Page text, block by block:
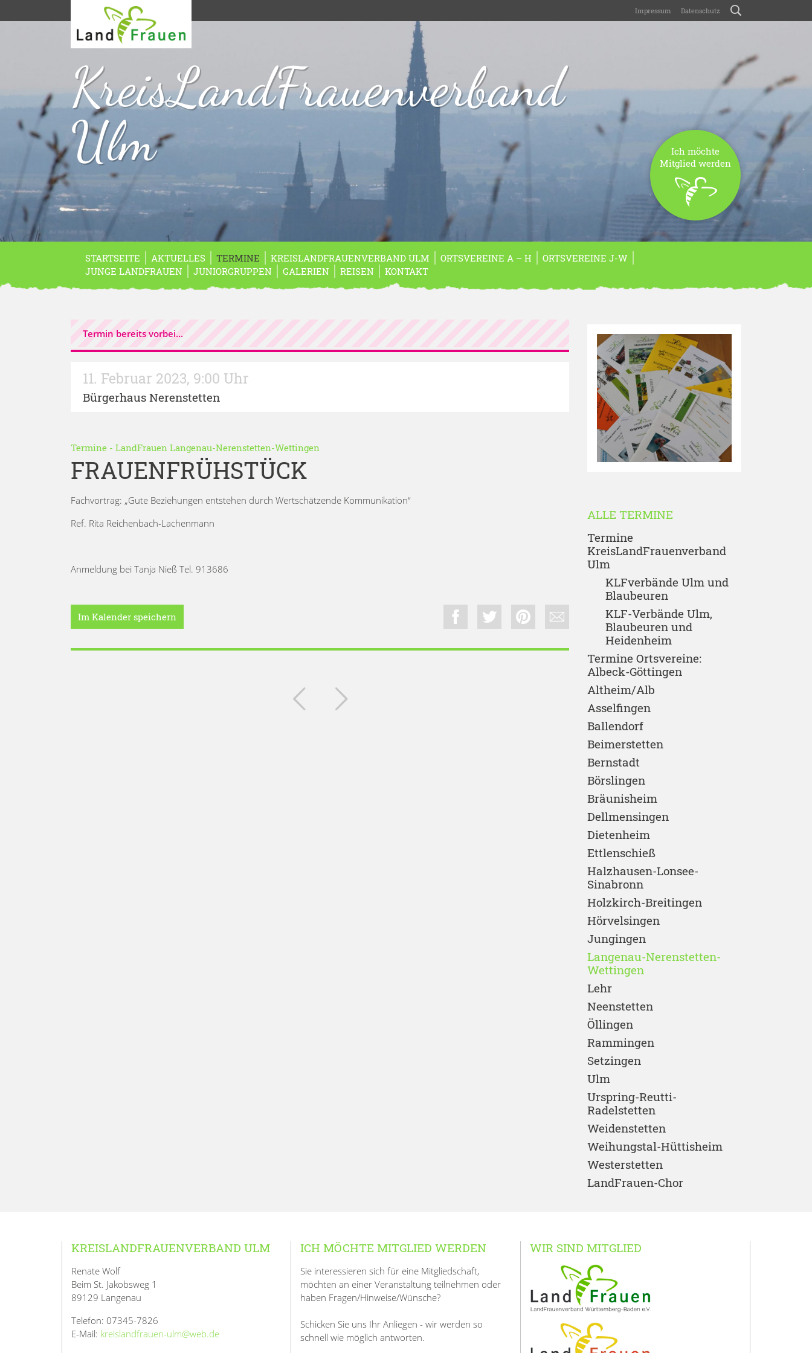
Impressum Datenschutz
KreisLandFrauenverband
Ulm
Ich möchte
Mitglied werden
STARTSEITE AKTUELLES TERMINE KREISLANDFRAUENVERBAND ULM ORTSVEREINE A – H
ORTSVEREINE J-W
JUNGE LANDFRAUEN
JUNIORGRUPPEN GALERIEN REISEN KONTAKT
Termin bereits vorbei...
11. Februar 2023, 9:00 Uhr
Bürgerhaus Nerenstetten
Termine - LandFrauen Langenau-Nerenstetten-Wettingen
FRAUENFRÜHSTÜCK
Fachvortrag: „Gute Beziehungen entstehen durch Wertschätzende Kommunikation“
Ref. Rita Reichenbach-Lachenmann
Anmeldung bei Tanja Nieß Tel. 913686
Im Kalender speichern
ALLE TERMINE
Termine
KreisLandFrauenverband
Ulm
KLFverbände Ulm und
Blaubeuren
KLF-Verbände Ulm,
Blaubeuren und
Heidenheim
Termine Ortsvereine:
Albeck-Göttingen
Altheim/Alb
Asselfingen
Ballendorf
Beimerstetten
Bernstadt
Börslingen
Bräunisheim
Dellmensingen
Dietenheim
Ettlenschieß
Halzhausen-Lonsee-
Sinabronn
Holzkirch-Breitingen
Hörvelsingen
Jungingen
Langenau-Nerenstetten-
Wettingen
Lehr
Neenstetten
Öllingen
Rammingen
Setzingen
Ulm
Urspring-Reutti-
Radelstetten
Weidenstetten
Weihungstal-Hüttisheim
Westerstetten
LandFrauen-Chor
KREISLANDFRAUENVERBAND ULM
Renate Wolf
Beim St. Jakobsweg 1
89129 Langenau
Telefon: 07345-7826
E-Mail: kreislandfrauen-ulm@web.de
ICH MÖCHTE MITGLIED WERDEN
Sie interessieren sich für eine Mitgliedschaft,
möchten an einer Veranstaltung teilnehmen oder
haben Fragen/Hinweise/Wünsche?
Schicken Sie uns Ihr Anliegen - wir werden so
schnell wie möglich antworten.
WIR SIND MITGLIED